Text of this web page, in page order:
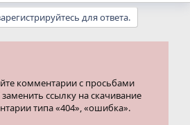
для ответа.
комментарии с просьбами
ссылку на скачивание
типа «404», «ошибка».